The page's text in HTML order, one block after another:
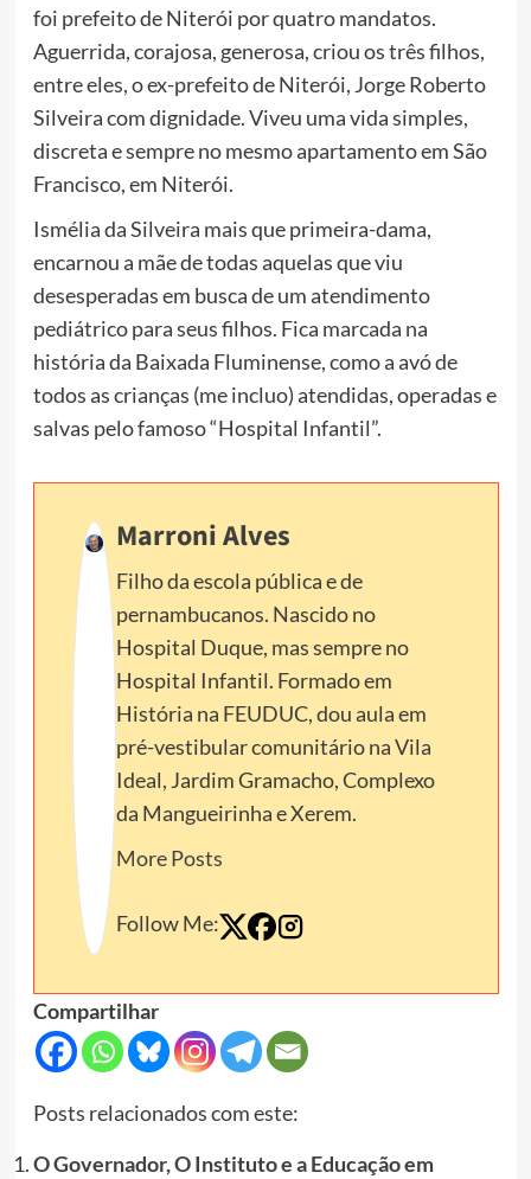
foi prefeito de Niterói por quatro mandatos.
Aguerrida, corajosa, generosa, criou os três filhos,
entre eles, o ex-prefeito de Niterói, Jorge Roberto
Silveira com dignidade. Viveu uma vida simples,
discreta e sempre no mesmo apartamento em São
Francisco, em Niterói.
Ismélia da Silveira mais que primeira-dama,
encarnou a mãe de todas aquelas que viu
desesperadas em busca de um atendimento
pediátrico para seus filhos. Fica marcada na
história da Baixada Fluminense, como a avó de
todos as crianças (me incluo) atendidas, operadas e
salvas pelo famoso “Hospital Infantil”.
Marroni Alves
Filho da escola pública e de
pernambucanos. Nascido no
Hospital Duque, mas sempre no
Hospital Infantil. Formado em
História na FEUDUC, dou aula em
pré-vestibular comunitário na Vila
Ideal, Jardim Gramacho, Complexo
da Mangueirinha e Xerem.
More Posts
Follow Me:
Compartilhar
Posts relacionados com este:
O Governador, O Instituto e a Educação em